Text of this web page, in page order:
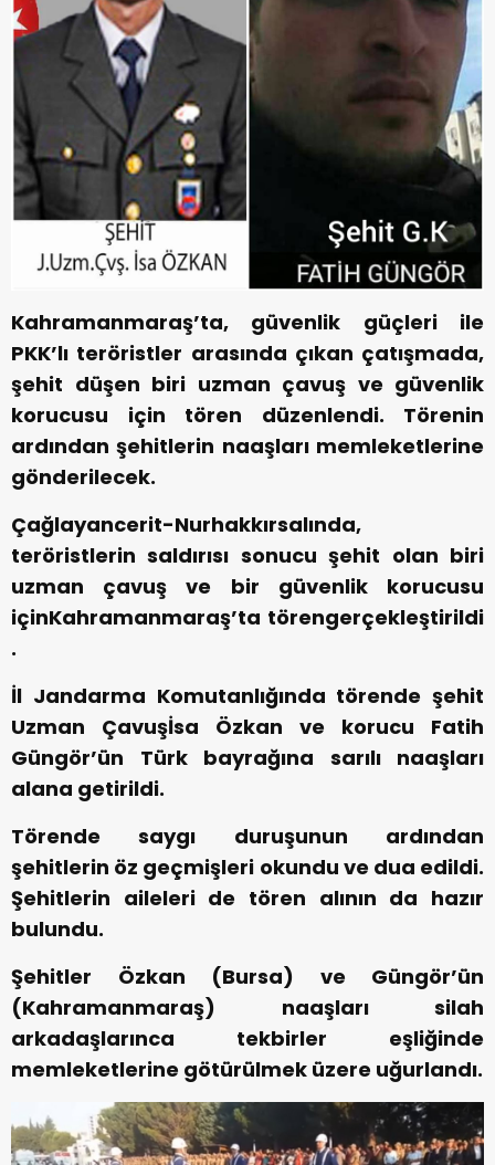
Kahramanmaraş’ta, güvenlik güçleri ile
PKK’lı teröristler arasında çıkan çatışmada,
şehit düşen biri uzman çavuş ve güvenlik
korucusu için tören düzenlendi. Törenin
ardından şehitlerin naaşları memleketlerine
gönderilecek.
Çağlayancerit-Nurhakkırsalında,
teröristlerin saldırısı sonucu şehit olan biri
uzman çavuş ve bir güvenlik korucusu
içinKahramanmaraş’ta törengerçekleştirildi
.
İl Jandarma Komutanlığında törende şehit
Uzman Çavuşİsa Özkan ve korucu Fatih
Güngör’ün Türk bayrağına sarılı naaşları
alana getirildi.
Törende saygı duruşunun ardından
şehitlerin öz geçmişleri okundu ve dua edildi.
Şehitlerin aileleri de tören alının da hazır
bulundu.
Şehitler Özkan (Bursa) ve Güngör’ün
(Kahramanmaraş) naaşları silah
arkadaşlarınca tekbirler eşliğinde
memleketlerine götürülmek üzere uğurlandı.